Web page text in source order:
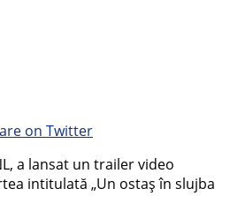
on Twitter
a lansat un trailer video
intitulată „Un ostaș în slujba